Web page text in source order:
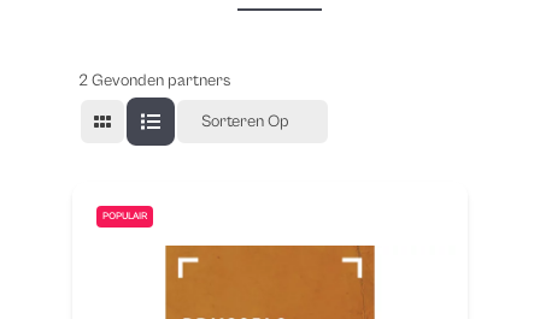
2Gevonden partners
Sorteren Op
POPULAIR